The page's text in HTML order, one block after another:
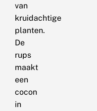
van
kruidachtige
planten.
De
rups
maakt
een
cocon
in